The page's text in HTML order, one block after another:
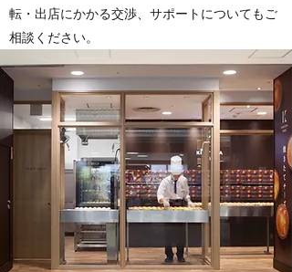
転・出店にかかる交渉、サポートについてもご
相談ください。